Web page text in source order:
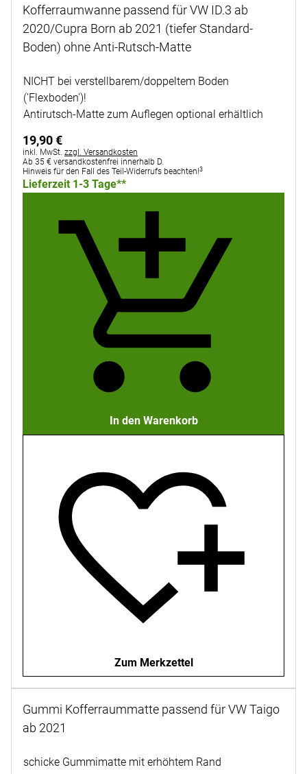
Kofferraumwanne passend für VW ID.3 ab
2020/Cupra Born ab 2021 (tiefer Standard-
Boden) ohne Anti-Rutsch-Matte
NICHT bei verstellbarem/doppeltem Boden
('Flexboden')!
Antirutsch-Matte zum Auflegen optional erhältlich
19,90€
Steuerhinweis:
inkl. MwSt. zzgl. Versandkosten
Ab 35 € versandkostenfrei innerhalb D.
Hinweis für den Fall des Teil-Widerrufs beachten!3
Lieferzeit 1-3 Tage**
In den Warenkorb
Zum Merkzettel
Gummi Kofferraummatte passend für VW Taigo
ab 2021
schicke Gummimatte mit erhöhtem Rand